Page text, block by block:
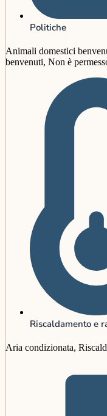
Politiche
Animali domestici
benvenuti, Non è
Riscaldamento e
Aria condizionata,